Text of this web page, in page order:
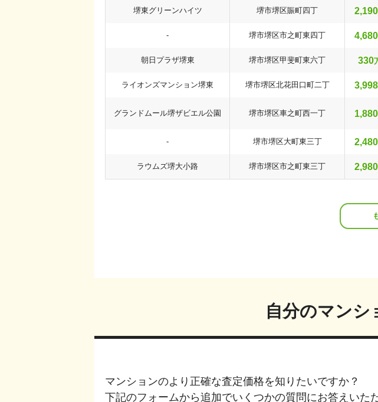
堺東グリーンハイツ 堺市堺区賑町四丁 2,190
- 堺市堺区市之町東四丁 4,680
朝日プラザ堺東 堺市堺区甲斐町東六丁 330
ライオンズマンション堺東 堺市堺区北花田口町二丁 3,998
グランドムール堺ザビエル公園 堺市堺区車之町西一丁 1,880
- 堺市堺区大町東三丁 2,480
ラウムズ堺大小路 堺市堺区市之町東三丁 2,980
自分のマンシ
マンションのより正確な査定価格を知りたいですか？
下記のフォームから追加でいくつかの質問にお答えいた